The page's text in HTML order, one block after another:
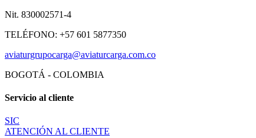
Nit. 830002571-4
TELÉFONO: +57 601 5877350
aviaturgrupocarga@aviaturcarga.com.co
BOGOTÁ - COLOMBIA
Servicio al cliente
SIC
ATENCIÓN AL CLIENTE